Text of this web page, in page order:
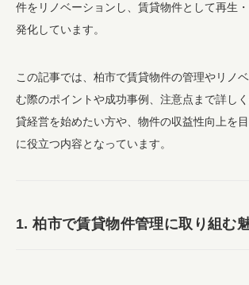
件をリノベーションし、賃貸物件として再生
発化しています。
この記事では、柏市で賃貸物件の管理やリノ
む際のポイントや成功事例、注意点まで詳し
貸経営を始めたい方や、物件の収益性向上を
に役立つ内容となっています。
1. 柏市で賃貸物件管理に取り組む